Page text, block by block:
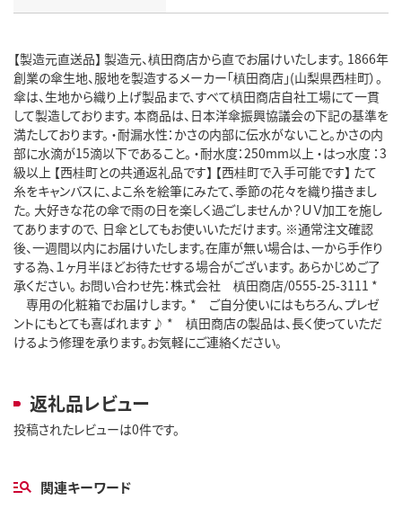
【製造元直送品】 製造元、槙田商店から直でお届けいたします。 1866年
創業の傘生地、服地を製造するメーカー「槙田商店」(山梨県西桂町）。
傘は、生地から織り上げ製品まで、すべて槙田商店自社工場にて一貫
して製造しております。 本商品は、日本洋傘振興協議会の下記の基準を
満たしております。 ・耐漏水性：かさの内部に伝水がないこと。かさの内
部に水滴が15滴以下であること。 ・耐水度：250mm以上 ・はっ水度 ：3
級以上 【西桂町との共通返礼品です】 【西桂町で入手可能です】 たて
糸をキャンバスに、よこ糸を絵筆にみたて、季節の花々を織り描きまし
た。 大好きな花の傘で雨の日を楽しく過ごしませんか？ＵＶ加工を施し
てありますので、 日傘としてもお使いいただけます。 ※通常注文確認
後、一週間以内にお届けいたします。在庫が無い場合は、一から手作り
する為、１ヶ月半ほどお待たせする場合がございます。 あらかじめご了
承ください。 お問い合わせ先：株式会社 槙田商店/0555-25-3111 *
専用の化粧箱でお届けします。 * ご自分使いにはもちろん、プレゼ
ントにもとても喜ばれます♪ * 槙田商店の製品は、長く使っていただ
けるよう修理を承ります。お気軽にご連絡ください。
返礼品レビュー
投稿されたレビューは0件です。
関連キーワード